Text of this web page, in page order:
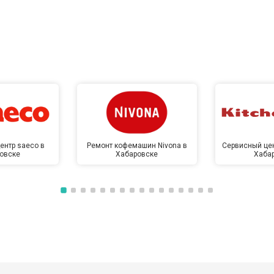
saeco в
Ремонт кофемашин Nivona в
Хабаровске
Сервисный